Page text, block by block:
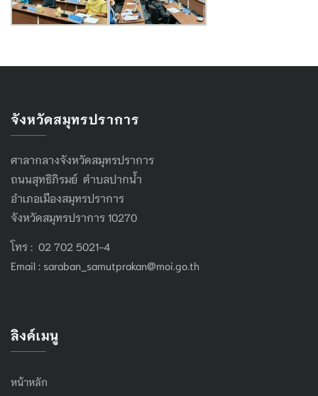
จังหวัดสมุทรปราการ
ศาลากลางจังหวัดสมุทรปราการ
ถนนสุทธิภิรมย์ ตำบลปากน้ำ
อำเภอเมืองสมุทรปราการ
จังหวัดสมุทรปราการ 10270
โทร : 02 702 5021-4
Email : saraban_samutprakan@moi.go.th
ลิงค์เมนู
หน้าหลัก